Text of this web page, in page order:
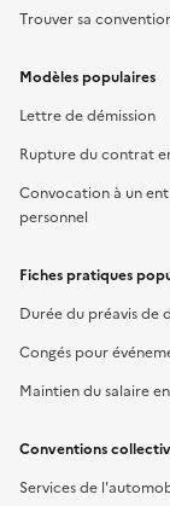
Trouver sa
Modèles populaires
Lettre de démission
Rupture du contrat
Convocation à un
personnel
Fiches pratiques
Durée du préavis de
Congés pour
Maintien du salaire
Conventions
Services de